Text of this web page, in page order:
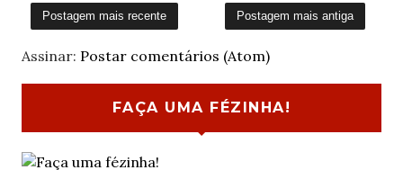
Postagem mais recente Postagem mais antiga
Assinar: Postar comentários (Atom)
FAÇA UMA FÉZINHA!